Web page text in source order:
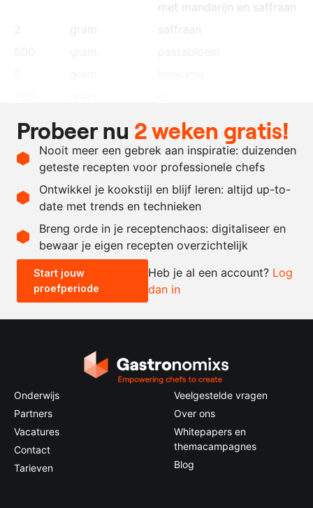
met mandarijn en saffraan
2
gram
saffraan
30
gram
olijfolie
naar
boter
Recept omrekenen
- +
0.5x 1x 2x
Probeer nu 2 weken gratis!
Nooit meer een gebrek aan inspiratie: duizenden
geteste recepten voor professionele chefs
Ontwikkel je kookstijl en blijf leren: altijd up-to-
date met trends en technieken
Breng orde in je receptenchaos: digitaliseer en
bewaar je eigen recepten overzichtelijk
Start jouw
proefperiode
Heb je al een account? Log
dan in
Onderwijs
Partners
Vacatures
Contact
Tarieven
Veelgestelde vragen
Over ons
Whitepapers en
themacampagnes
Blog